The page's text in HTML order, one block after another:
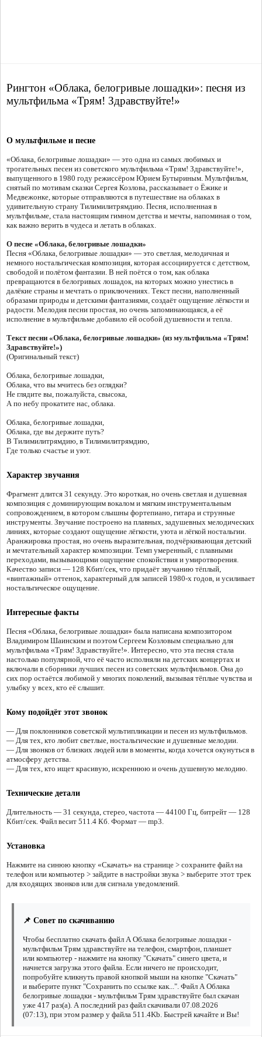
Рингтон «Облака, белогривые лошадки»: песня из
мультфильма «Трям! Здравствуйте!»
О мультфильме и песне
«Облака, белогривые лошадки» — это одна из самых любимых и
трогательных песен из советского мультфильма «Трям! Здравствуйте!»,
выпущенного в 1980 году режиссёром Юрием Бутыриным. Мультфильм,
снятый по мотивам сказки Сергея Козлова, рассказывает о Ёжике и
Медвежонке, которые отправляются в путешествие на облаках в
удивительную страну Тилимилитрямдию. Песня, исполненная в
мультфильме, стала настоящим гимном детства и мечты, напоминая о том,
как важно верить в чудеса и летать в облаках.
О песне «Облака, белогривые лошадки»
Песня «Облака, белогривые лошадки» — это светлая, мелодичная и
немного ностальгическая композиция, которая ассоциируется с детством,
свободой и полётом фантазии. В ней поётся о том, как облака
превращаются в белогривых лошадок, на которых можно унестись в
далёкие страны и мечтать о приключениях. Текст песни, наполненный
образами природы и детскими фантазиями, создаёт ощущение лёгкости и
радости. Мелодия песни простая, но очень запоминающаяся, а её
исполнение в мультфильме добавило ей особой душевности и тепла.
Текст песни «Облака, белогривые лошадки» (из мультфильма «Трям!
Здравствуйте!»)
(Оригинальный текст)
Облака, белогривые лошадки,
Облака, что вы мчитесь без оглядки?
Не глядите вы, пожалуйста, свысока,
А по небу прокатите нас, облака.
Облака, белогривые лошадки,
Облака, где вы держите путь?
В Тилимилитрямдию, в Тилимилитрямдию,
Где только счастье и уют.
Характер звучания
Фрагмент длится 31 секунду. Это короткая, но очень светлая и душевная
композиция с доминирующим вокалом и мягким инструментальным
сопровождением, в котором слышны фортепиано, гитара и струнные
инструменты. Звучание построено на плавных, задушевных мелодических
линиях, которые создают ощущение лёгкости, уюта и лёгкой ностальгии.
Аранжировка простая, но очень выразительная, подчёркивающая детский
и мечтательный характер композиции. Темп умеренный, с плавными
переходами, вызывающими ощущение спокойствия и умиротворения.
Качество записи — 128 Кбит/сек, что придаёт звучанию тёплый,
«винтажный» оттенок, характерный для записей 1980-х годов, и усиливает
ностальгическое ощущение.
Интересные факты
Песня «Облака, белогривые лошадки» была написана композитором
Владимиром Шаинским и поэтом Сергеем Козловым специально для
мультфильма «Трям! Здравствуйте!». Интересно, что эта песня стала
настолько популярной, что её часто исполняли на детских концертах и
включали в сборники лучших песен из советских мультфильмов. Она до
сих пор остаётся любимой у многих поколений, вызывая тёплые чувства и
улыбку у всех, кто её слышит.
Кому подойдёт этот звонок
— Для поклонников советской мультипликации и песен из мультфильмов.
— Для тех, кто любит светлые, ностальгические и душевные мелодии.
— Для звонков от близких людей или в моменты, когда хочется окунуться в
атмосферу детства.
— Для тех, кто ищет красивую, искреннюю и очень душевную мелодию.
Технические детали
Длительность — 31 секунда, стерео, частота — 44100 Гц, битрейт — 128
Кбит/сек. Файл весит 511.4 Кб. Формат — mp3.
Установка
Нажмите на синюю кнопку «Скачать» на странице > сохраните файл на
телефон или компьютер > зайдите в настройки звука > выберите этот трек
для входящих звонков или для сигнала уведомлений.
📌 Совет по скачиванию
Чтобы бесплатно скачать файл А Облака белогривые лошадки -
мультфильм Трям здравствуйте на телефон, смартфон, планшет
или компьютер - нажмите на кнопку "Скачать" синего цвета, и
начнется загрузка этого файла. Если ничего не происходит,
попробуйте кликнуть правой кнопкой мыши на кнопке "Скачать"
и выберите пункт "Сохранить по ссылке как...". Файл А Облака
белогривые лошадки - мультфильм Трям здравствуйте был скачан
уже 417 раз(а). А последний раз файл скачивали 07.08.2026
(07:13), при этом размер у файла 511.4Kb. Быстрей качайте и Вы!